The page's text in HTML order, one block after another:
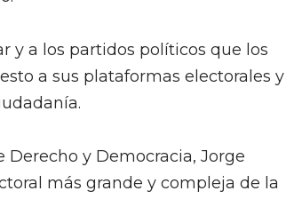
y a los partidos políticos que los
a sus plataformas electorales y
y Democracia, Jorge
más grande y compleja de la